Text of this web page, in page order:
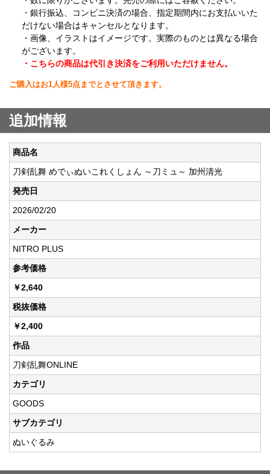
・銀行振込、コンビニ決済の場合、指定期間内にお支払いいた
だけない場合はキャンセルとなります。
・画像、イラストはイメージです。実際のものとは異なる場合
がございます。
・こちらの商品は代引き決済をご利用いただけません。
ご購入はお1人様5点までとさせて頂きます。
追加情報
商品名
刀剣乱舞 めでぃぬいこれくしょん ～刀ミュ～ 加州清光
発売日
2026/02/20
メーカー
NITRO PLUS
参考価格
￥2,640
税抜価格
￥2,400
作品
刀剣乱舞ONLINE
カテゴリ
GOODS
サブカテゴリ
ぬいぐるみ